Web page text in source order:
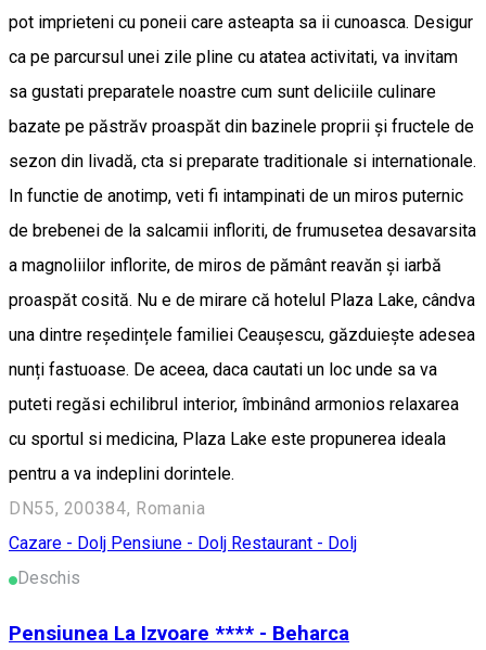
pot imprieteni cu poneii care asteapta sa ii cunoasca. Desigur
ca pe parcursul unei zile pline cu atatea activitati, va invitam
sa gustati preparatele noastre cum sunt deliciile culinare
bazate pe păstrăv proaspăt din bazinele proprii și fructele de
sezon din livadă, cta si preparate traditionale si internationale.
In functie de anotimp, veti fi intampinati de un miros puternic
de brebenei de la salcamii infloriti, de frumusetea desavarsita
a magnoliilor inflorite, de miros de pământ reavăn și iarbă
proaspăt cosită. Nu e de mirare că hotelul Plaza Lake, cândva
una dintre reședințele familiei Ceaușescu, găzduiește adesea
nunți fastuoase. De aceea, daca cautati un loc unde sa va
puteti regăsi echilibrul interior, îmbinând armonios relaxarea
cu sportul si medicina, Plaza Lake este propunerea ideala
pentru a va indeplini dorintele.
DN55, 200384, Romania
Cazare - Dolj Pensiune - Dolj Restaurant - Dolj
Deschis
Pensiunea La Izvoare **** - Beharca